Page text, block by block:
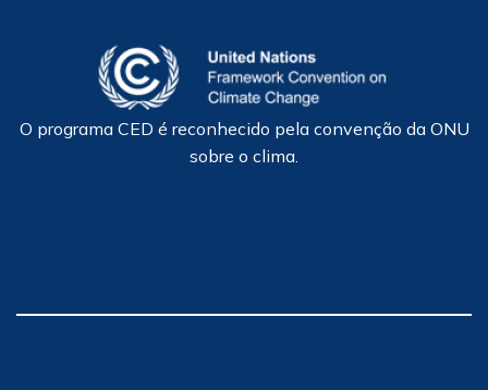
O programa CED é reconhecido pela convenção da ONU
sobre o clima.